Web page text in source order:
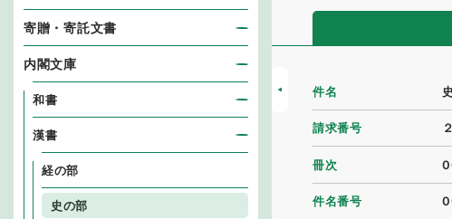
件名
請求番号
冊次
件名番号
寄贈・寄託文書
内閣文庫
和書
漢書
経の部
史の部